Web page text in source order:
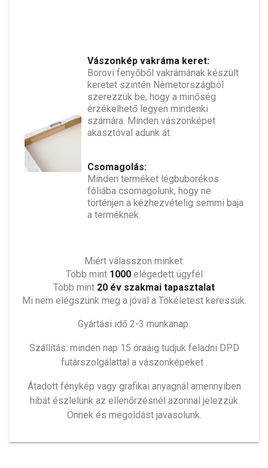
Vászonkép vakráma keret:
Borovi fenyőből vakrámának készült
keretet szintén Németországból
szerezzük be, hogy a minőség
érzékelhető legyen mindenki
számára. Minden vászonképet
akasztóval adunk át.
Csomagolás:
Minden terméket légbuborékos
fóliába csomagolunk, hogy ne
történjen a kézhezvételig semmi baja
a terméknek.
Miért válasszon minket:
Több mint 1000elégedett ügyfél
Több mint 20 év szakmai tapasztalat
Mi nem elégszünk meg a jóval a Tökéletest keressük.
Gyártási idő 2-3 munkanap.
Szállítás: minden nap 15 óraáig tudjuk feladni DPD
futárszolgálattal a vászonképeket .
Átadott fénykép vagy grafikai anyagnál amennyiben
hibát észlelünk az ellenőrzésnél azonnal jelezzük
Önnek és megoldást javasolunk.